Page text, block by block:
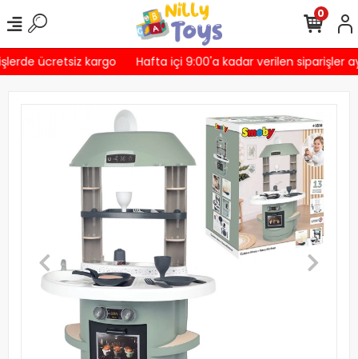
ücretsiz kargo Hafta içi 9:00'a kadar verilen siparişler
0